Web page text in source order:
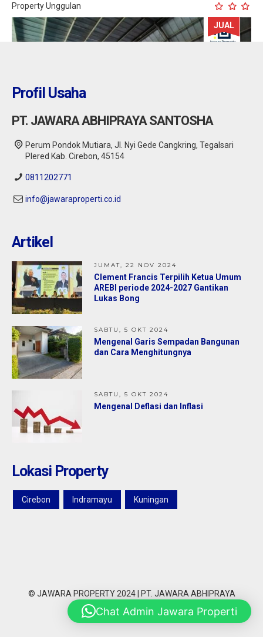
Property Unggulan
JUAL
Jual
Profil Usaha
PT. JAWARA ABHIPRAYA SANTOSHA
Perum Pondok Mutiara, Jl. Nyi Gede Cangkring, Tegalsari
Plered Kab. Cirebon, 45154
0811202771
info@jawaraproperti.co.id
Artikel
JUMAT, 22 NOV 2024
Clement Francis Terpilih Ketua Umum
AREBI periode 2024-2027 Gantikan
Lukas Bong
SABTU, 5 OKT 2024
Mengenal Garis Sempadan Bangunan
dan Cara Menghitungnya
SABTU, 5 OKT 2024
Mengenal Deflasi dan Inflasi
Lokasi Property
Cirebon Indramayu Kuningan
© JAWARA PROPERTY 2024 | PT. JAWARA ABHIPRAYA
SANTOSHA
Chat Admin Jawara Properti